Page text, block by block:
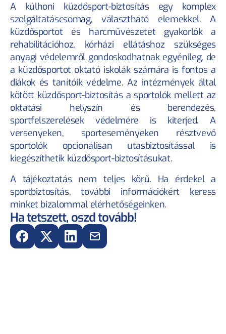
A külhoni küzdősport-biztosítás egy komplex
szolgáltatáscsomag, választható elemekkel. A
küzdősportot és harcművészetet gyakorlók a
rehabilitációhoz, kórházi ellátáshoz szükséges
anyagi védelemről gondoskodhatnak egyénileg, de
a küzdősportot oktató iskolák számára is fontos a
diákok és tanítóik védelme. Az intézmények által
kötött küzdősport-biztosítás a sportolók mellett az
oktatási helyszín és berendezés,
sportfelszerelések védelmére is kiterjed. A
versenyeken, sporteseményeken résztvevő
sportolók opcionálisan utasbiztosítással is
kiegészíthetik küzdősport-biztosításukat.
A tájékoztatás nem teljes körű. Ha érdekel a
sportbiztosítás, további információkért keress
minket bizalommal elérhetőségeinken.
Ha tetszett, oszd tovább!